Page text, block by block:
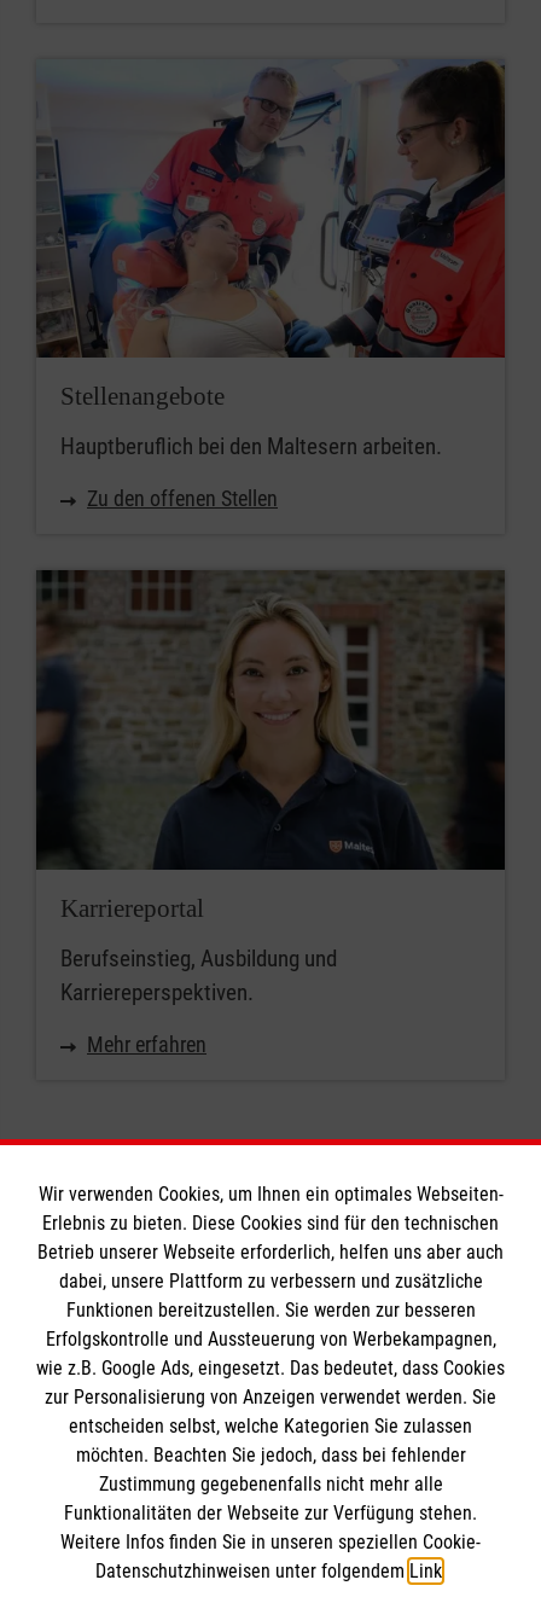
Stellenangebote
Hauptberuflich bei den Maltesern arbeiten.
Zu den offenen Stellen
Karriereportal
Berufseinstieg, Ausbildung und
Karriereperspektiven.
Mehr erfahren
Informationen
Impressum
Datenschutz
Kontakt
Die Malteser
Malteser in Deutschland
Malteserorden
Sharepoint
Reference
Wir verwenden Cookies, um Ihnen ein optimales Webseiten-
Erlebnis zu bieten. Diese Cookies sind für den technischen
Betrieb unserer Webseite erforderlich, helfen uns aber auch
dabei, unsere Plattform zu verbessern und zusätzliche
Funktionen bereitzustellen. Sie werden zur besseren
Erfolgskontrolle und Aussteuerung von Werbekampagnen,
wie z.B. Google Ads, eingesetzt. Das bedeutet, dass Cookies
zur Personalisierung von Anzeigen verwendet werden. Sie
entscheiden selbst, welche Kategorien Sie zulassen
möchten. Beachten Sie jedoch, dass bei fehlender
Zustimmung gegebenenfalls nicht mehr alle
Funktionalitäten der Webseite zur Verfügung stehen.
Weitere Infos finden Sie in unseren speziellen Cookie-
Datenschutzhinweisen unter folgendem Link.